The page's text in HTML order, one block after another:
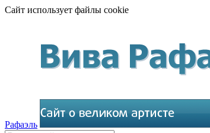
Сайт использует файлы cookie
Рафаэль